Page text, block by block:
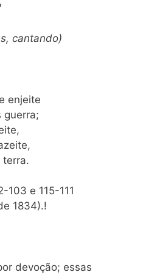
cantando)
enjeite
guerra;
terra.
103 e 115-111
1834).!
devoção; essas